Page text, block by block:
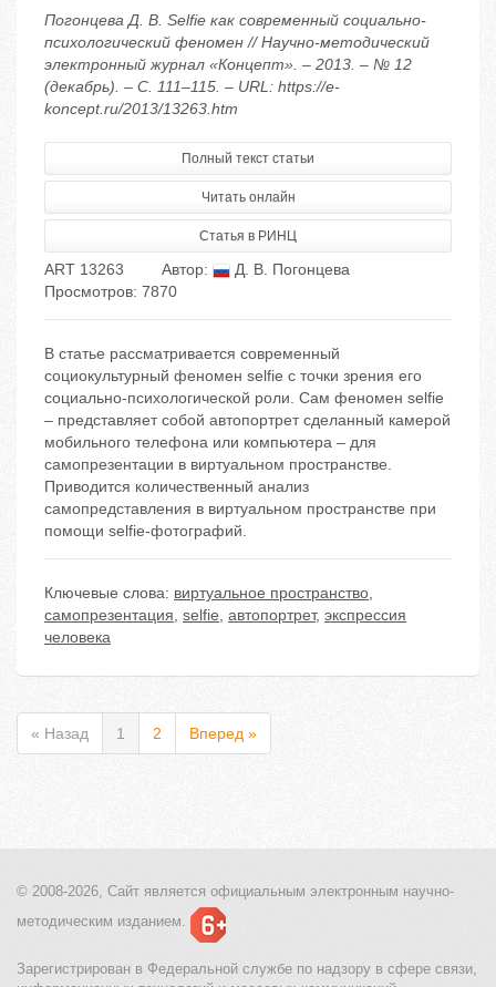
Погонцева Д. В. Selfie как современный социально-
психологический феномен // Научно-методический
электронный журнал «Концепт». – 2013. – № 12
(декабрь). – С. 111–115. – URL: https://e-
koncept.ru/2013/13263.htm
Полный текст статьи
Читать онлайн
Статья в РИНЦ
ART 13263 Автор:
Д. В. Погонцева
Просмотров: 7870
В статье рассматривается современный
социокультурный феномен selfie с точки зрения его
социально-психологической роли. Сам феномен selfie
– представляет собой автопортрет сделанный камерой
мобильного телефона или компьютера – для
самопрезентации в виртуальном пространстве.
Приводится количественный анализ
самопредставления в виртуальном пространстве при
помощи selfie-фотографий.
Ключевые слова: виртуальное пространство,
самопрезентация, selfie, автопортрет, экспрессия
человека
« Назад 1 2 Вперед »
© 2008-2026, Сайт является официальным электронным научно-
методическим изданием.
Зарегистрирован в Федеральной службе по надзору в сфере связи,